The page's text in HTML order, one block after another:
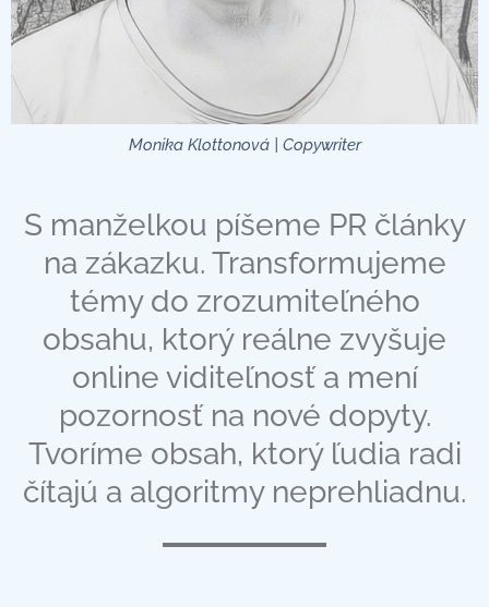
Monika Klottonová | Copywriter
S manželkou píšeme PR články
na zákazku. Transformujeme
témy do zrozumiteľného
obsahu, ktorý reálne zvyšuje
online viditeľnosť a mení
pozornosť na nové dopyty.
Tvoríme obsah, ktorý ľudia radi
čítajú a algoritmy neprehliadnu.